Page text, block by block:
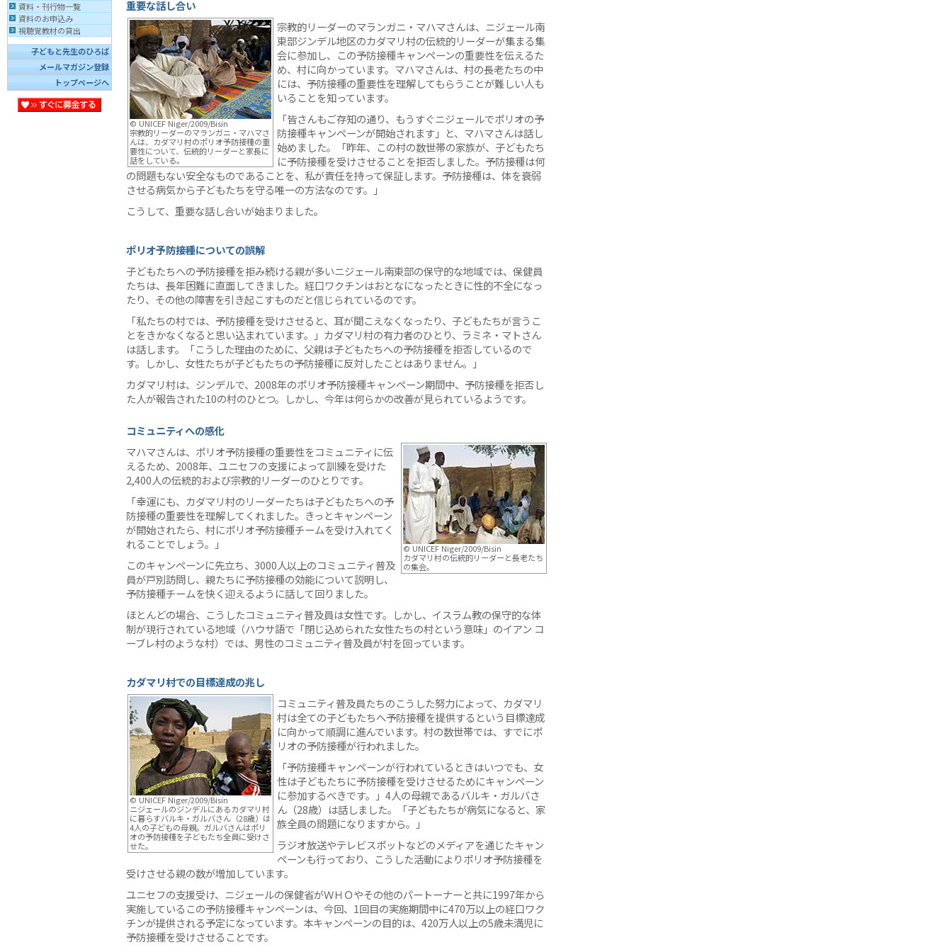
資料・刊行物一覧
資料のお申込み
視聴覚教材の貸出
子どもと先生のひろば
メールマガジン登録
トップページへ
重要な話し合い
© UNICEF Niger/2009/Bisin
宗教的リーダーのマランガニ・マハマさ
んは、カダマリ村のポリオ予防接種の重
要性について、伝統的リーダーと家長に
話をしている。
宗教的リーダーのマランガニ・マハマさんは、ニジェール南
東部ジンデル地区のカダマリ村の伝統的リーダーが集まる集
会に参加し、この予防接種キャンペーンの重要性を伝えるた
め、村に向かっています。マハマさんは、村の長老たちの中
には、予防接種の重要性を理解してもらうことが難しい人も
いることを知っています。
「皆さんもご存知の通り、もうすぐニジェールでポリオの予
防接種キャンペーンが開始されます」と、マハマさんは話し
始めました。「昨年、この村の数世帯の家族が、子どもたち
に予防接種を受けさせることを拒否しました。予防接種は何
の問題もない安全なものであることを、私が責任を持って保証します。予防接種は、体を衰弱
させる病気から子どもたちを守る唯一の方法なのです。」
こうして、重要な話し合いが始まりました。
ポリオ予防接種についての誤解
子どもたちへの予防接種を拒み続ける親が多いニジェール南東部の保守的な地域では、保健員
たちは、長年困難に直面してきました。経口ワクチンはおとなになったときに性的不全になっ
たり、その他の障害を引き起こすものだと信じられているのです。
「私たちの村では、予防接種を受けさせると、耳が聞こえなくなったり、子どもたちが言うこ
とをきかなくなると思い込まれています。」カダマリ村の有力者のひとり、ラミネ・マトさん
は話します。「こうした理由のために、父親は子どもたちへの予防接種を拒否しているので
す。しかし、女性たちが子どもたちの予防接種に反対したことはありません。」
カダマリ村は、ジンデルで、2008年のポリオ予防接種キャンペーン期間中、予防接種を拒否し
た人が報告された10の村のひとつ。しかし、今年は何らかの改善が見られているようです。
コミュニティへの感化
© UNICEF Niger/2009/Bisin
カダマリ村の伝統的リーダーと長老たち
の集会。
マハマさんは、ポリオ予防接種の重要性をコミュニティに伝
えるため、2008年、ユニセフの支援によって訓練を受けた
2,400人の伝統的および宗教的リーダーのひとりです。
「幸運にも、カダマリ村のリーダーたちは子どもたちへの予
防接種の重要性を理解してくれました。きっとキャンペーン
が開始されたら、村にポリオ予防接種チームを受け入れてく
れることでしょう。」
このキャンペーンに先立ち、3000人以上のコミュニティ普及
員が戸別訪問し、親たちに予防接種の効能について説明し、
予防接種チームを快く迎えるように話して回りました。
ほとんどの場合、こうしたコミュニティ普及員は女性です。しかし、イスラム教の保守的な体
制が現行されている地域（ハウサ語で「閉じ込められた女性たちの村という意味」のイアン コ
ーブレ村のような村）では、男性のコミュニティ普及員が村を回っています。
カダマリ村での目標達成の兆し
© UNICEF Niger/2009/Bisin
ニジェールのジンデルにあるカダマリ村
に暮らすバルキ・ガルバさん（28歳）は
4人の子どもの母親。ガルバさんはポリ
オの予防接種を子どもたち全員に受けさ
せた。
コミュニティ普及員たちのこうした努力によって、カダマリ
村は全ての子どもたちへ予防接種を提供するという目標達成
に向かって順調に進んでいます。村の数世帯では、すでにポ
リオの予防接種が行われました。
「予防接種キャンペーンが行われているときはいつでも、女
性は子どもたちに予防接種を受けさせるためにキャンペーン
に参加するべきです。」4人の母親であるバルキ・ガルバさ
ん（28歳）は話しました。「子どもたちが病気になると、家
族全員の問題になりますから。」
ラジオ放送やテレビスポットなどのメディアを通じたキャン
ペーンも行っており、こうした活動によりポリオ予防接種を
受けさせる親の数が増加しています。
ユニセフの支援受け、ニジェールの保健省がＷＨＯやその他のパートーナーと共に1997年から
実施しているこの予防接種キャンペーンは、今回、1回目の実施期間中に470万以上の経口ワク
チンが提供される予定になっています。本キャンペーンの目的は、420万人以上の5歳未満児に
予防接種を受けさせることです。